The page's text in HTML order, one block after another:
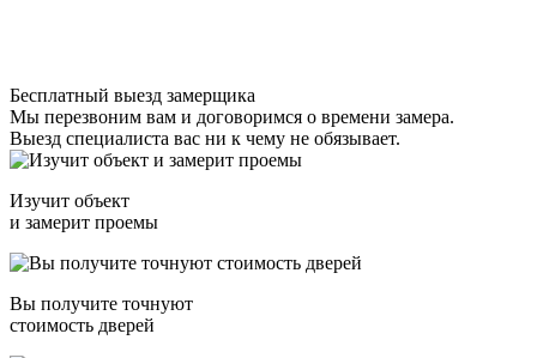
Бесплатный выезд замерщика
Мы перезвоним вам и договоримся о времени замера.
Выезд специалиста вас ни к чему не обязывает.
Изучит объект
и замерит проемы
Вы получите точнуют
стоимость дверей